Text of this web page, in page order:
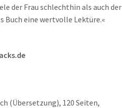
der Frau schlechthin als auch der
Buch eine wertvolle Lektüre.«
(Übersetzung), 120 Seiten,